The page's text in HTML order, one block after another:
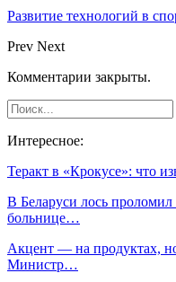
Развитие технологий в
Prev Next
Комментарии закрыты.
Интересное:
Теракт в «Крокусе»: что
В Беларуси лось
больнице…
Акцент — на продуктах,
Министр…